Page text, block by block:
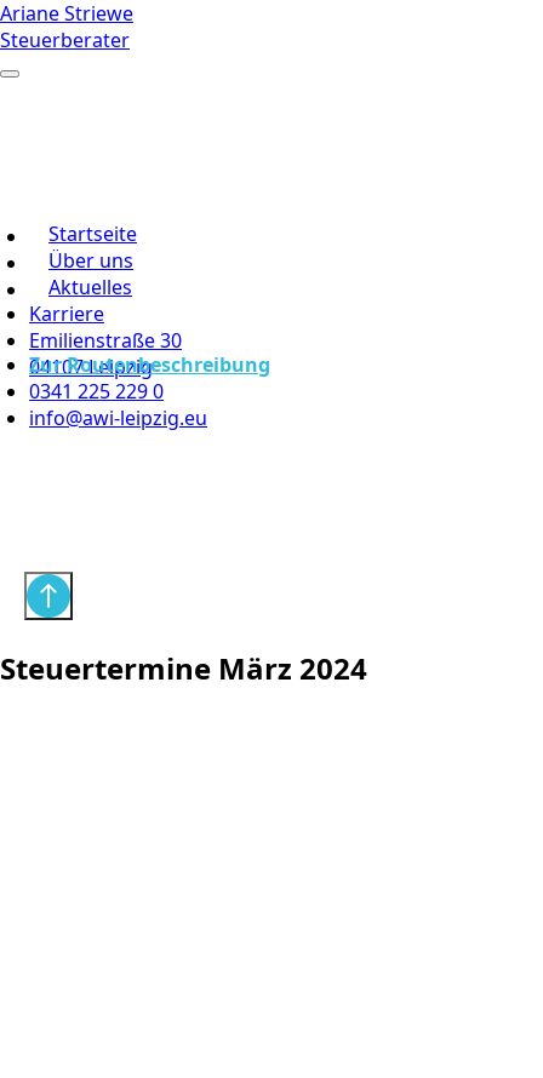
Ariane Striewe
Steuerberater
Startseite
Über uns
Aktuelles
Karriere
Emilienstraße 30
04107 Leipzig
Zur Routenbeschreibung
0341 225 229 0
info@awi-leipzig.eu
Steuertermine März 2024